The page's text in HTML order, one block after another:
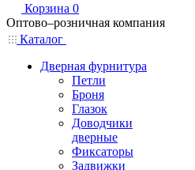
Корзина 0
Оптово–розничная компания
Каталог
Дверная фурнитура
Петли
Броня
Глазок
Доводчики
дверные
Фиксаторы
Задвижки